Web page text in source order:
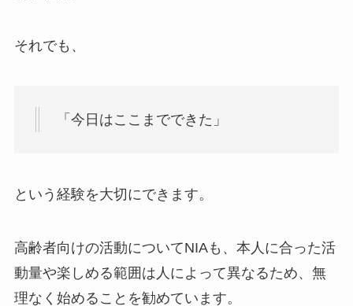
それでも、
「今日はここまでできた」
という経験を大切にできます。
高齢者向けの活動についてNIAも、本人に合った活
動量や楽しめる範囲は人によって異なるため、無
理なく始めることを勧めています。